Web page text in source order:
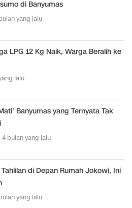
di Banyumas
yang lalu
LPG 12 Kg Naik, Warga Beralih ke
lalu
Banyumas yang Ternyata Tak
4 bulan yang lalu
di Depan Rumah Jokowi, Ini
yang lalu